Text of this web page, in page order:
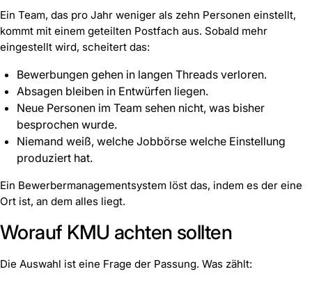
Ein Team, das pro Jahr weniger als zehn Personen einstellt,
kommt mit einem geteilten Postfach aus. Sobald mehr
eingestellt wird, scheitert das:
Bewerbungen gehen in langen Threads verloren.
Absagen bleiben in Entwürfen liegen.
Neue Personen im Team sehen nicht, was bisher
besprochen wurde.
Niemand weiß, welche Jobbörse welche Einstellung
produziert hat.
Ein Bewerbermanagementsystem löst das, indem es der eine
Ort ist, an dem alles liegt.
Worauf KMU achten sollten
Die Auswahl ist eine Frage der Passung. Was zählt: